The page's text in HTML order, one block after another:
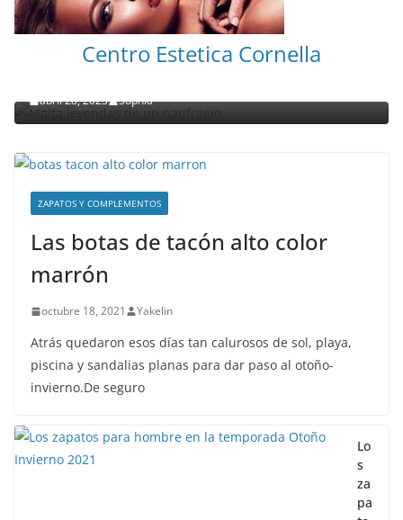
Centro Estetica Cornella
abril 28, 2023 Sophia
ZAPATOS Y COMPLEMENTOS
Las botas de tacón alto color
marrón
octubre 18, 2021 Yakelin
Atrás quedaron esos días tan calurosos de sol, playa,
piscina y sandalias planas para dar paso al otoño-
invierno.De seguro
Lo
s
za
pa